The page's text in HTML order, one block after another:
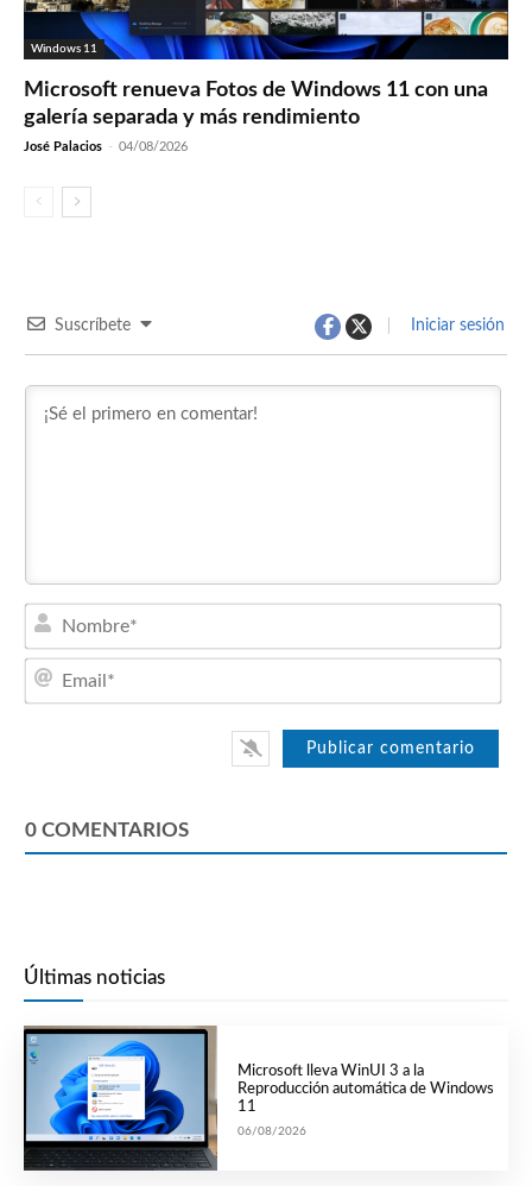
Windows 11
Microsoft renueva Fotos de Windows 11 con una
galería separada y más rendimiento
José Palacios - 04/08/2026
Suscríbete Iniciar sesión
0 COMENTARIOS
Últimas noticias
Microsoft lleva WinUI 3 a la
Reproducción automática de Windows
11
06/08/2026